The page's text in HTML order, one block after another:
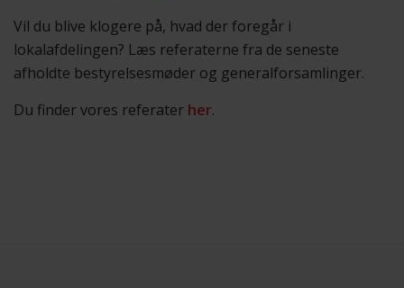
Vil du blive klogere på, hvad der foregår i
lokalafdelingen? Læs referaterne fra de seneste
afholdte bestyrelsesmøder og generalforsamlinger.
Du finder vores referater her.